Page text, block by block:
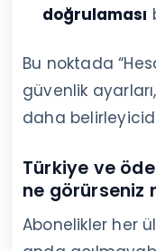
doğrulaması
Bu noktada
güvenlik
daha
Türkiye ve
ne görürseniz
Abonelikler her